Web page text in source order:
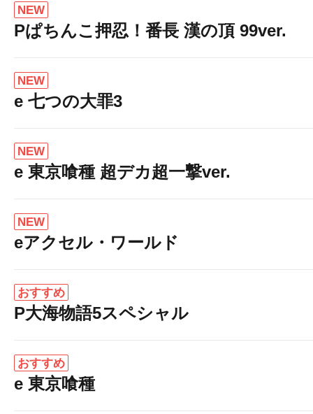
NEW
Pぱちんこ押忍！番長 漢の頂 99ver.
NEW
e 七つの大罪3
NEW
e 東京喰種 超デカ超一撃ver.
NEW
eアクセル・ワールド
おすすめ
P大海物語5スペシャル
おすすめ
e 東京喰種